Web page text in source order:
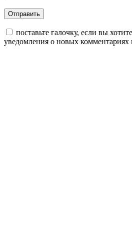
поставьте галочку, если вы
уведомления о новых комментариях